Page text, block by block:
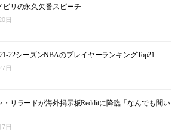
ビリの永久欠番スピーチ
日
22シーズンNBAのプレイヤーランキングTop21
日
・リラードが海外掲示板Redditに降臨「なんでも聞い
日